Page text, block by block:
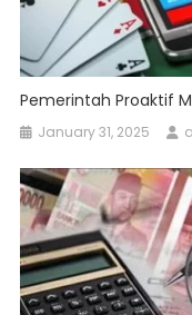
Pemerintah Proaktif
January 31, 2025